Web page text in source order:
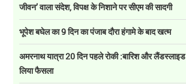
जीवन’ वाला संदेश, विपक्ष के निशाने पर सीएम की सादगी
भूपेश बघेल का 9 दिन का पंजाब दौरा हंगामे के बाद खत्म
अमरनाथ यात्रा 20 दिन पहले रोकी :बारिश और
लिया फैसला